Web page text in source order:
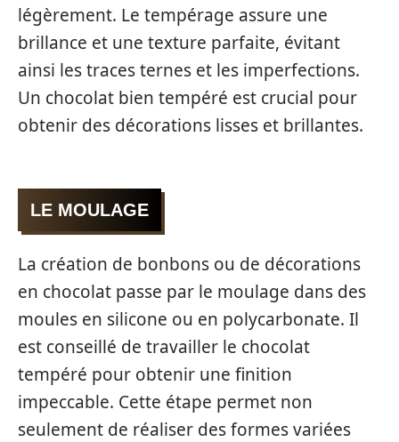
légèrement. Le tempérage assure une
brillance et une texture parfaite, évitant
ainsi les traces ternes et les imperfections.
Un chocolat bien tempéré est crucial pour
obtenir des décorations lisses et brillantes.
LE MOULAGE
La création de bonbons ou de décorations
en chocolat passe par le moulage dans des
moules en silicone ou en polycarbonate. Il
est conseillé de travailler le chocolat
tempéré pour obtenir une finition
impeccable. Cette étape permet non
seulement de réaliser des formes variées